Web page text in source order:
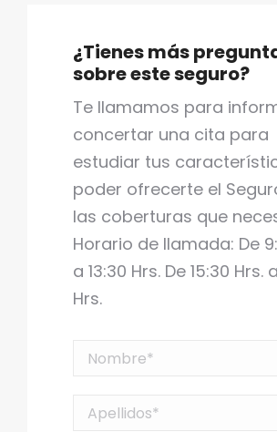
¿Tienes más
sobre este seguro?
Te llamamos para
concertar una cita para
estudiar tus
poder ofrecerte el
las coberturas que
Horario de llamada: De
a 13:30 Hrs. De 15:30 Hrs.
Hrs.